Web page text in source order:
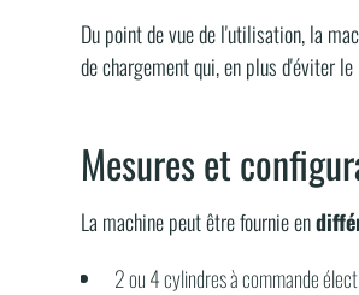
Du point de vue de l'utilisation, la
de chargement qui, en plus d'éviter
Mesures et
La machine peut être fournie en
2 ou 4 cylindres à commande